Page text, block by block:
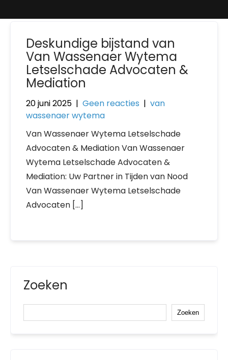
Deskundige bijstand van
Van Wassenaer Wytema
Letselschade Advocaten &
Mediation
20 juni 2025 | Geen reacties | van
wassenaer wytema
Van Wassenaer Wytema Letselschade
Advocaten & Mediation Van Wassenaer
Wytema Letselschade Advocaten &
Mediation: Uw Partner in Tijden van Nood
Van Wassenaer Wytema Letselschade
Advocaten […]
Zoeken
Zoeken